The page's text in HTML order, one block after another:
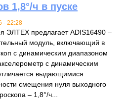
1,8°/ч в пуске
- 22:28
ЭЛТЕХ предлагает ADIS16490 –
модуль, включающий в
с динамическим диапазоном
с динамическим
выдающимися
смещения нуля выходного
– 1,8°/ч...